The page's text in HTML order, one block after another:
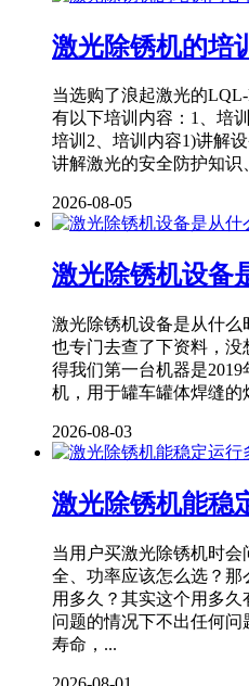
激光除锈机的培
当选购了浪起激光的
有以下培训内容：1、培
培训2、培训内容1)讲解
讲解激光的安全防护知识
2026-08-05
激光除锈机设备
激光除锈机设备是从什
也专门去查了下资料，
得我们第一台机器是
机，用于罐车罐体焊缝的
2026-08-03
激光除锈机能稳
当用户买激光除锈机时
全、功率应该怎么选？
用多久？其实这个用多
问题的情况下不出任何
寿命，...